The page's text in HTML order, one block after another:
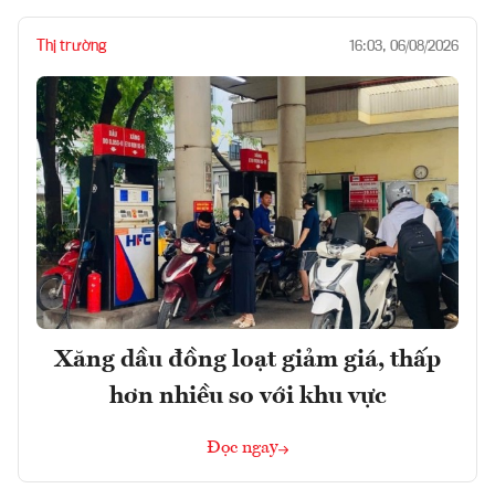
Thị trường 16:03, 06/08/2026
Xăng dầu đồng loạt giảm giá, thấp
hơn nhiều so với khu vực
Đọc ngay